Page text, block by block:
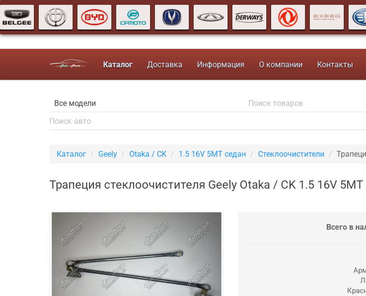
Каталог Доставка Информация О компании Контакты
Каталог Geely Otaka / CK 1.5 16V 5MT седан Стеклоочистители
Трапеция стеклоочистителя Geely Otaka / CK 1.5 16V
Всего в